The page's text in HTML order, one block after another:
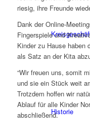
Historie
riesig, ihre Freunde
Dank der Online-
Fingerspiele und
Kinder zu Hause haben
als Satz an der Kita
“Wir freuen uns, somit
und sie ein Stück weit
Trotzdem hoffen wir
Ablauf für alle Kinder
abschließend.